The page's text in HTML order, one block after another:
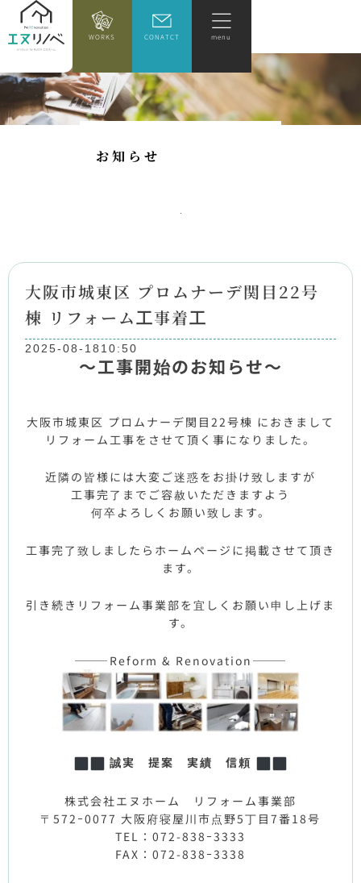
WORKS CONATCT menu
お知 ら せ
大阪市城東区 プロムナーデ関目22号
棟 リフォーム工事着工
2025-08-18 10:50
～工事開始のお知らせ～
大阪市城東区 プロムナーデ関目22号棟 におきまして
リフォーム工事をさせて頂く事になりました。
近隣の皆様には大変ご迷惑をお掛け致しますが
工事完了までご容赦いただきますよう
何卒よろしくお願い致します。
工事完了致しましたらホームページに掲載させて頂き
ます。
引き続きリフォーム事業部を宜しくお願い申し上げま
す。
———Reform & Renovation———
誠実 提案 実績 信頼
株式会社エヌホーム リフォーム事業部
〒572ｰ0077 大阪府寝屋川市点野5丁目7番18号
TEL：072-838ｰ3333
FAX：072-838ｰ3338